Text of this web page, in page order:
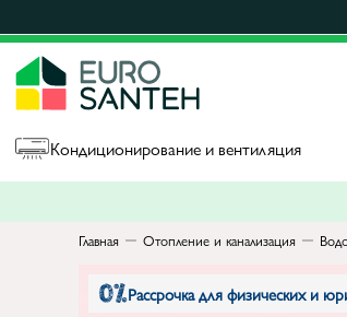
Кондиционирование и вентиляция
Главная Отопление и канализация
Рассрочка для физических и